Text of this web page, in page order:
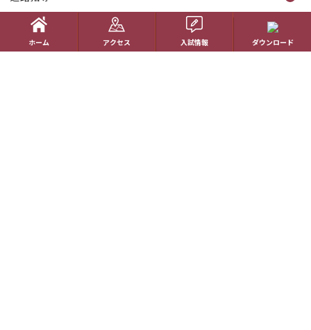
受験生の方へ
ホーム アクセス 入試情報 ダウンロード